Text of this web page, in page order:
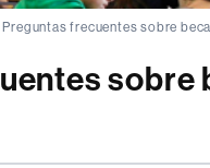
Preguntas frecuentes sobre
sobre